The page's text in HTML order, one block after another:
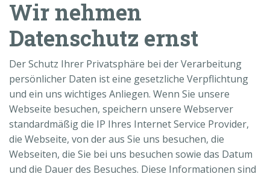
Wir nehmen
Datenschutz ernst
Der Schutz Ihrer Privatsphäre bei der Verarbeitung
persönlicher Daten ist eine gesetzliche Verpflichtung
und ein uns wichtiges Anliegen. Wenn Sie unsere
Webseite besuchen, speichern unsere Webserver
standardmäßig die IP Ihres Internet Service Provider,
die Webseite, von der aus Sie uns besuchen, die
Webseiten, die Sie bei uns besuchen sowie das Datum
und die Dauer des Besuches. Diese Informationen sind